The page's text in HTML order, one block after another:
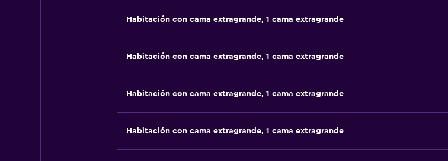
Habitación con cama extragrande, 1 cama extragrande
Habitación con cama extragrande, 1 cama extragrande
Habitación con cama extragrande, 1 cama extragrande
Habitación con cama extragrande, 1 cama extragrande